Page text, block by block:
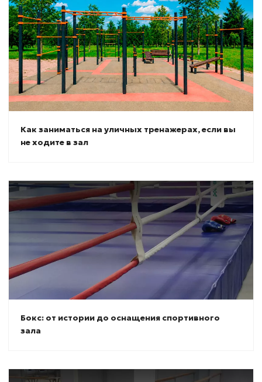
Как заниматься на уличных тренажерах, если вы
не ходите в зал
Бокс: от истории до оснащения спортивного
зала